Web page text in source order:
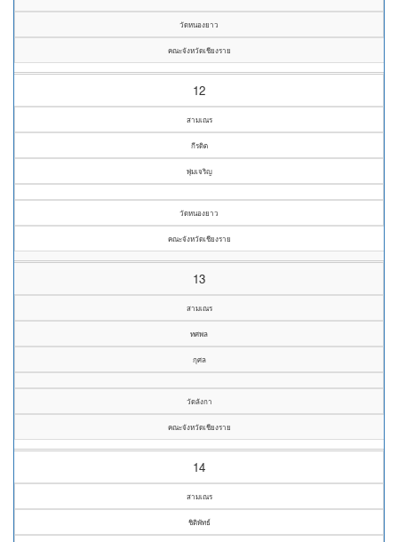
วัดหนองยาว
คณะจังหวัดเชียงราย
12
สามเณร
กีรดิต
พุ่มเจริญ
วัดหนองยาว
คณะจังหวัดเชียงราย
13
สามเณร
ทศพล
กุศล
วัดลังกา
คณะจังหวัดเชียงราย
14
สามเณร
ชิติพัทธ์